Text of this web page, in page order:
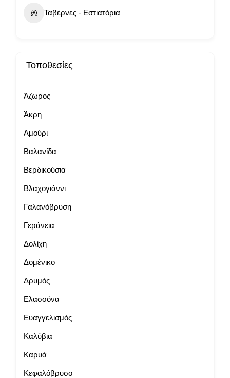
Ταβέρνες - Εστιατόρια
Τοποθεσίες
Άζωρος
Άκρη
Αμούρι
Βαλανίδα
Βερδικούσια
Βλαχογιάννι
Γαλανόβρυση
Γεράνεια
Δολίχη
Δομένικο
Δρυμός
Ελασσόνα
Ευαγγελισμός
Καλύβια
Καρυά
Κεφαλόβρυσο